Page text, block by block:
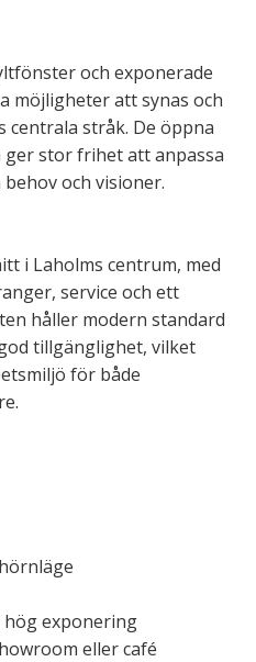
och exponerade
möjligheter att synas och
centrala stråk. De öppna
stor frihet att anpassa
och visioner.
i Laholms centrum, med
service och ett
håller modern standard
tillgänglighet, vilket
för både
hög exponering
eller café